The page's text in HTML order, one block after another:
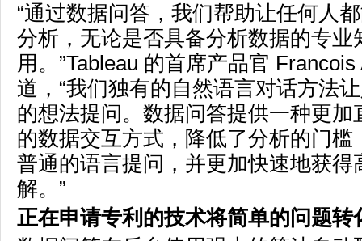
“通过数据问答，我们帮助让任何人
分析，无论是否具备分析数据的专业
用 。”Tableau 的首席产品官 Francois
道，“我们独有的自然语言对话方法
的想法提问。数据问答提供一种更加
的数据交互方式，降低了分析的门槛
普通的语言提问，并更加快速地获得
解。”
正在申请专利的技术将简单的问题转